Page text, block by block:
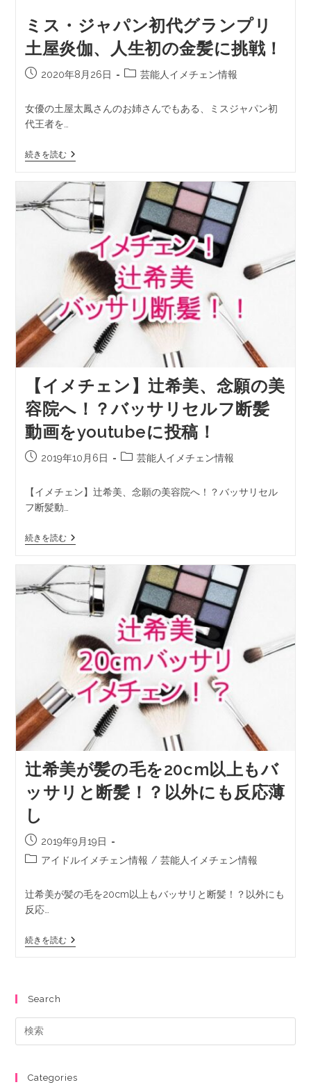
ミス・ジャパン初代グランプリ
土屋炎伽、人生初の金髪に挑戦！
2020年8月26日 芸能人イメチェン情報
女優の土屋太鳳さんのお姉さんでもある、ミスジャパン初
代王者を…
続きを読む
【イメチェン】辻希美、念願の美
容院へ！？バッサリセルフ断髪
動画をyoutubeに投稿！
2019年10月6日 芸能人イメチェン情報
【イメチェン】辻希美、念願の美容院へ！？バッサリセル
フ断髪動…
続きを読む
辻希美が髪の毛を20cm以上もバ
ッサリと断髪！？以外にも反応薄
し
2019年9月19日
アイドルイメチェン情報 / 芸能人イメチェン情報
辻希美が髪の毛を20cm以上もバッサリと断髪！？以外にも
反応…
続きを読む
Search
Categories